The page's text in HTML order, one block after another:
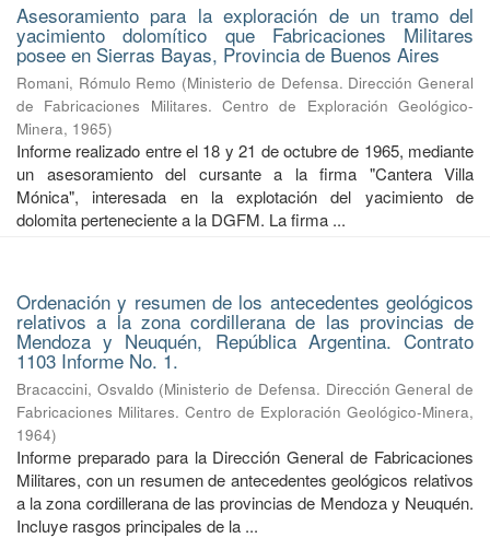
Asesoramiento para la exploración de un tramo del
yacimiento dolomítico que Fabricaciones Militares
posee en Sierras Bayas, Provincia de Buenos Aires
Romani, Rómulo Remo (Ministerio de Defensa. Dirección General
de Fabricaciones Militares. Centro de Exploración Geológico-
Minera, 1965)
Informe realizado entre el 18 y 21 de octubre de 1965, mediante
un asesoramiento del cursante a la firma "Cantera Villa
Mónica", interesada en la explotación del yacimiento de
dolomita perteneciente a la DGFM. La firma ...
Ordenación y resumen de los antecedentes geológicos
relativos a la zona cordillerana de las provincias de
Mendoza y Neuquén, República Argentina. Contrato
1103 Informe No. 1.
Bracaccini, Osvaldo (Ministerio de Defensa. Dirección General de
Fabricaciones Militares. Centro de Exploración Geológico-Minera,
1964)
Informe preparado para la Dirección General de Fabricaciones
Militares, con un resumen de antecedentes geológicos relativos
a la zona cordillerana de las provincias de Mendoza y Neuquén.
Incluye rasgos principales de la ...